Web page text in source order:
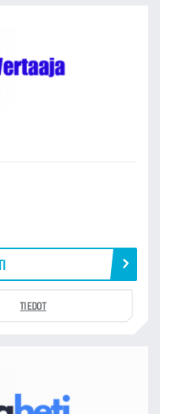
TIEDOT